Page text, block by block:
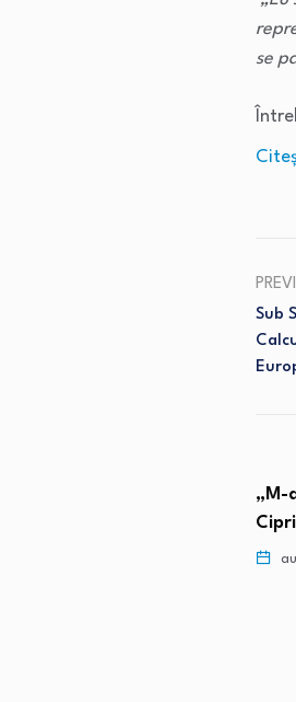
se
Sub
„M-a pus dracu să candidez”.